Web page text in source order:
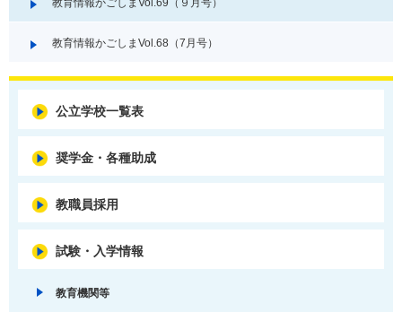
教育情報かごしまVol.69（９月号）
教育情報かごしまVol.68（7月号）
公立学校一覧表
奨学金・各種助成
教職員採用
試験・入学情報
教育機関等